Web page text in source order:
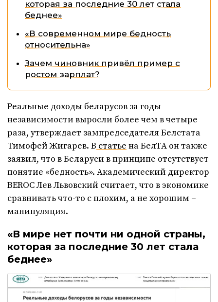
которая за последние 30 лет стала
беднее»
«В современном мире бедность
относительна»
Зачем чиновник привёл пример с
ростом зарплат?
Реальные доходы беларусов за годы
независимости выросли более чем в четыре
раза, утверждает зампредседателя Белстата
Тимофей Жигарев. В статье на БелТА он также
заявил, что в Беларуси в принципе отсутствует
понятие «бедность». Академический директор
BEROC Лев Львовский считает, что в экономике
сравнивать что-то с плохим, а не хорошим –
манипуляция.
«В мире нет почти ни одной страны,
которая за последние 30 лет стала
беднее»